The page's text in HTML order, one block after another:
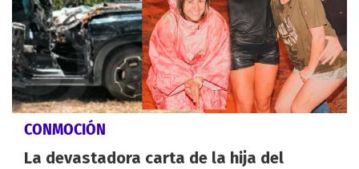
CONMOCIÓN
La devastadora carta de la hija del